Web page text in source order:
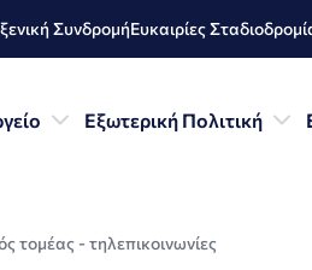
ΣυνδρομήΕυκαιρίες
Εξωτερική Πολιτική
τομέας - τηλεπικοινωνίες